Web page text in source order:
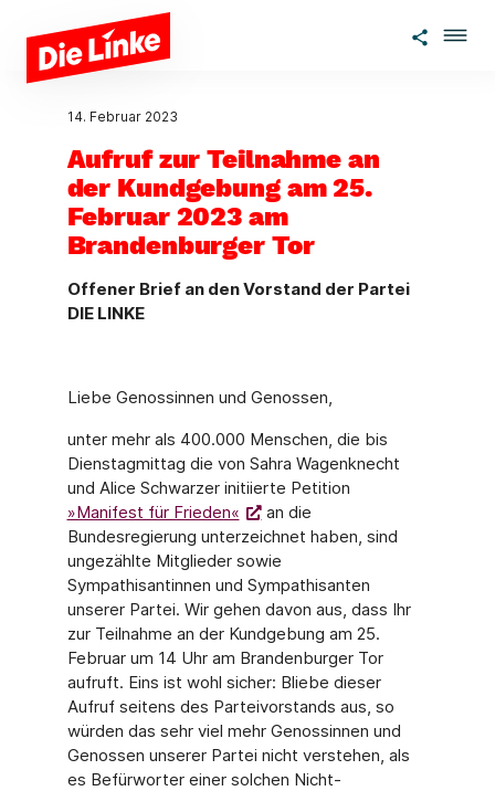
Zum Hauptinhalt springen
14. Februar 2023
Aufruf zur Teilnahme an
der Kundgebung am 25.
Februar 2023 am
Brandenburger Tor
Offener Brief an den Vorstand der Partei
DIE LINKE
Liebe Genossinnen und Genossen,
unter mehr als 400.000 Menschen, die bis
Dienstagmittag die von Sahra Wagenknecht
und Alice Schwarzer initiierte Petition
»Manifest für Frieden«
an die
Bundesregierung unterzeichnet haben, sind
ungezählte Mitglieder sowie
Sympathisantinnen und Sympathisanten
unserer Partei. Wir gehen davon aus, dass Ihr
zur Teilnahme an der Kundgebung am 25.
Februar um 14 Uhr am Brandenburger Tor
aufruft. Eins ist wohl sicher: Bliebe dieser
Aufruf seitens des Parteivorstands aus, so
würden das sehr viel mehr Genossinnen und
Genossen unserer Partei nicht verstehen, als
es Befürworter einer solchen Nicht-